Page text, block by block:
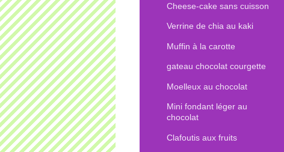
Cheese-cake sans cuisson
Verrine de chia au kaki
Muffin à la carotte
gateau chocolat courgette
Moelleux au chocolat
Mini fondant léger au
chocolat
Clafoutis aux fruits